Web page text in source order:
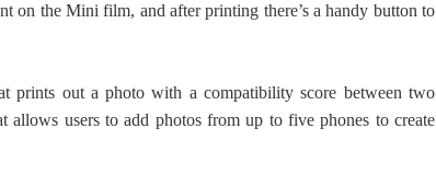
on the Mini film, and after printing there’s a handy button to
prints out a photo with a compatibility score between two
allows users to add photos from up to five phones to create